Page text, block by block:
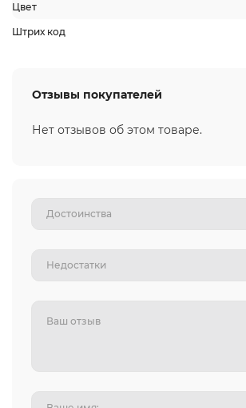
Цвет
Штрих код
Отзывы покупателей
Нет отзывов об этом товаре.